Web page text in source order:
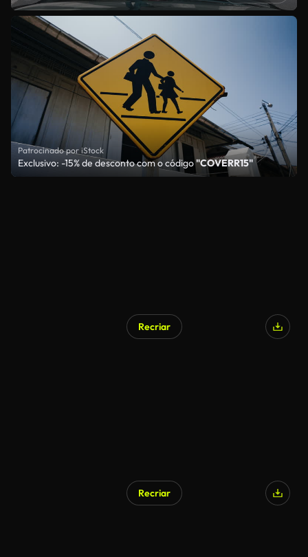
Patrocinado por iStock
Exclusivo: -15% de desconto com o código"COVERR15"
Recriar
Recriar